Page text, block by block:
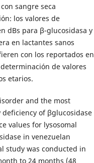
sangre seca
los valores de
dBs para β-glucosidasa y
en lactantes sanos
con los reportados en
de valores
etarios.
and the most
deficiency of βglucosidase
values for lysosomal
in venezuelan
study was conducted in
to 24 months (48